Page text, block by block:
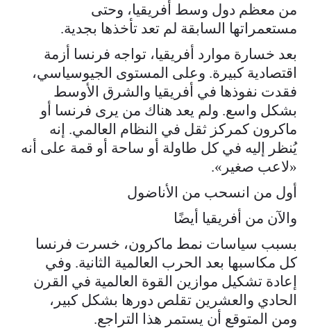
من معظم دول وسط أفريقيا، وحتى
مستعمراتها السابقة لم تعد تأخذها بجدية.
بعد خسارة موارد أفريقيا، تواجه فرنسا أزمة
اقتصادية كبيرة. وعلى المستوى الجيوسياسي،
فقدت نفوذها في أفريقيا والشرق الأوسط
بشكل واسع. ولم يعد هناك من يرى فرنسا أو
ماكرون كمركز ثقل في النظام العالمي. إنه
يُنظر إليه في كل طاولة أو ساحة أو قمة على أنه
«لاعب صغير».
أول من انسحب من الأناضول
والآن من أفريقيا أيضًا
بسبب سياسات نمط ماكرون، خسرت فرنسا
كل مكاسبها بعد الحرب العالمية الثانية. وفي
إعادة تشكيل موازين القوة العالمية في القرن
الحادي والعشرين تقلص دورها بشكل كبير،
ومن المتوقع أن يستمر هذا التراجع.